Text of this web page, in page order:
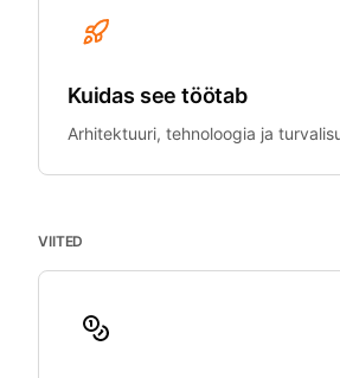
Kuidas see töötab
Arhitektuuri, tehnoloogia ja
VIITED